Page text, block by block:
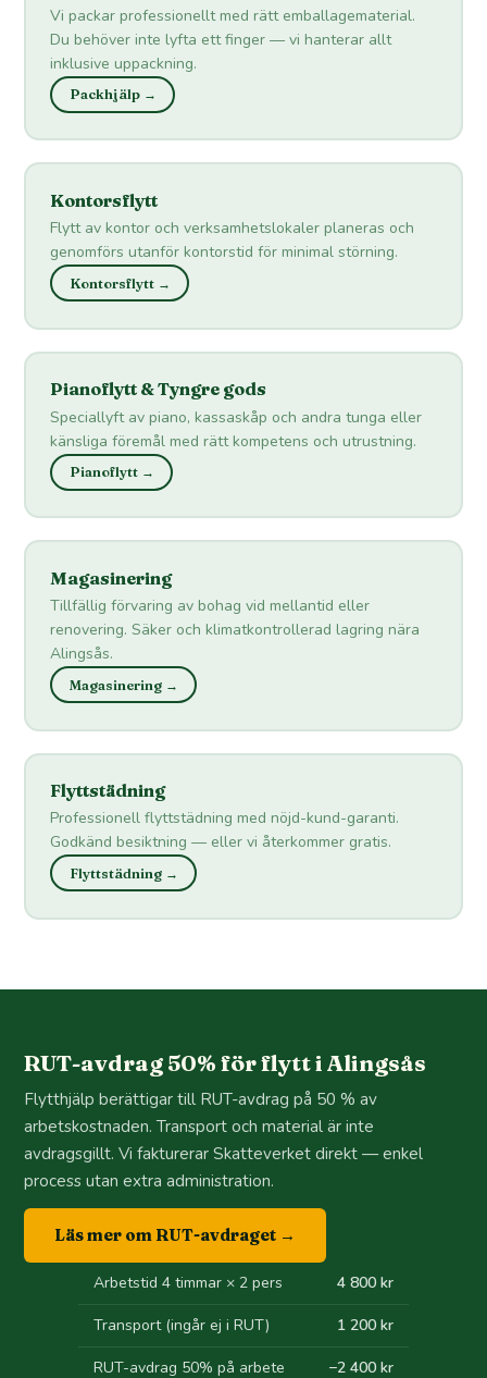
Vi packar professionellt med rätt emballagematerial.
Du behöver inte lyfta ett finger — vi hanterar allt
inklusive uppackning.
Packhjälp →
Kontorsflytt
Flytt av kontor och verksamhetslokaler planeras och
genomförs utanför kontorstid för minimal störning.
Kontorsflytt →
Pianoflytt & Tyngre gods
Speciallyft av piano, kassaskåp och andra tunga eller
känsliga föremål med rätt kompetens och utrustning.
Pianoflytt →
Magasinering
Tillfällig förvaring av bohag vid mellantid eller
renovering. Säker och klimatkontrollerad lagring nära
Alingsås.
Magasinering →
Flyttstädning
Professionell flyttstädning med nöjd-kund-garanti.
Godkänd besiktning — eller vi återkommer gratis.
Flyttstädning →
RUT-avdrag 50% för flytt i Alingsås
Flytthjälp berättigar till RUT-avdrag på 50 % av
arbetskostnaden. Transport och material är inte
avdragsgillt. Vi fakturerar Skatteverket direkt — enkel
process utan extra administration.
Läs mer om RUT-avdraget →
Arbetstid 4 timmar × 2 pers 4 800 kr
Transport (ingår ej i RUT) 1 200 kr
RUT-avdrag 50% på arbete −2 400 kr